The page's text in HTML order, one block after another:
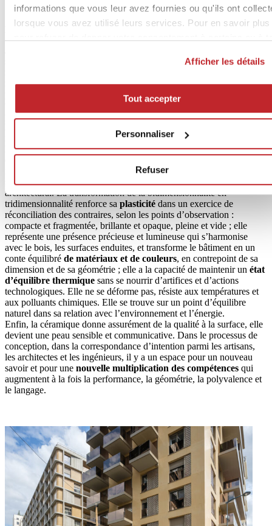
informations que vous leur avez fournies ou qu'ils ont
lorsque vous avez utilisé leurs services. Pour en savoir plus
cliquez sur « Tout accepter ». Si vous ne voulez pas de
Afficher les détails
Tout accepter
Personnaliser
Refuser
Les intelligences de la céramique
s’expriment dans mes architectures, souvent ensemble, parfois
nuances et de sensibilités : la céramique exprime la capacité de
parler et de raconter l’histoire du bâtiment, elle se réapproprie de sa
valeur en tant que matériau et la capacité poétique et narrative de «
penser par le matériau ».
matériau et l’architecture, l’échelle urbaine est la première référence.
Entre le pensable et le possible se trouve ladimension émotionnelle
de la céramique, dans sa capacité particulière à recevoir et à
repousser la lumière ; elle est une composante descriptive et devient,
selon le moment, un contrepoint ou un accent à l’ensemble du corps
architectural. La transformation de la bidimensionnalité en
tridimensionnalité renforce sa plasticité dans un exercice de
réconciliation des contraires, selon les points d’observation :
compacte et fragmentée, brillante et opaque, pleine et vide ; elle
représente une présence précieuse et lumineuse qui s’harmonise
avec le bois, les surfaces enduites, et transforme le bâtiment en un
conte équilibré de matériaux et de couleurs, en contrepoint de sa
dimension et de sa géométrie ; elle a la capacité de maintenir un état
d’équilibre thermique sans se nourrir d’artifices et d’actions
technologiques. Elle ne se déforme pas, résiste aux températures et
aux polluants chimiques. Elle se trouve sur un point d’équilibre
naturel dans sa relation avec l’environnement et l’énergie.
Enfin, la céramique donne assurément de la qualité à la surface, elle
devient une peau sensible et communicative. Dans le processus de
conception, dans la correspondance d’intention parmi les artisans,
les architectes et les ingénieurs, il y a un espace pour un nouveau
savoir et pour une nouvelle multiplication des compétences qui
augmentent à la fois la performance, la géométrie, la polyvalence et
le langage.